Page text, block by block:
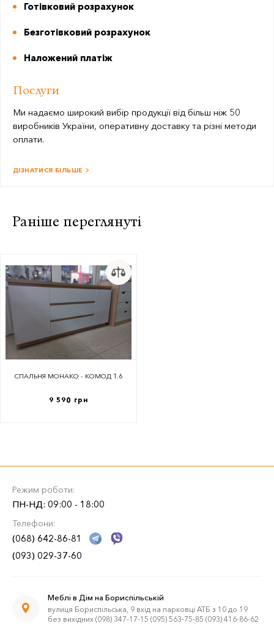
Готівковий розрахунок
Безготівковий розрахунок
Наложений платіж
Послуги
Ми надаємо широкий вибір продукції від більш ніж 50
виробників України, оперативну доставку та різні методи
оплати.
ДІЗНАТИСЯ БІЛЬШЕ
Раніше переглянуті
СПАЛЬНЯ МОНАКО - КОМОД 1.6
9 590 грн
Режим роботи:
ПН-НД: 09:00 - 18:00
Телефони:
(068) 642-86-81
(093) 029-37-60
Меблі в Дім на Бориспільській
вулиця Бориспільська, 9 вхід на парковці АТБ з 10 до 19
без вихідних (098) 347-17-15 (095) 563-75-85 (093) 416-86-62